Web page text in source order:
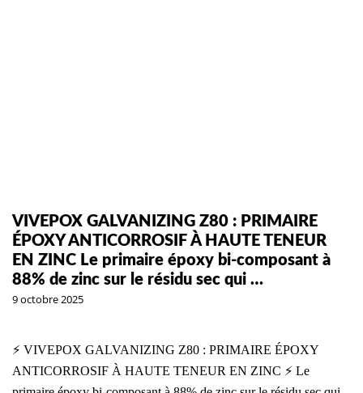
VIVEPOX GALVANIZING Z80 : PRIMAIRE
ÉPOXY ANTICORROSIF À HAUTE TENEUR
EN ZINC Le primaire époxy bi-composant à
88% de zinc sur le résidu sec qui …
9 octobre 2025
⚡ VIVEPOX GALVANIZING Z80 : PRIMAIRE ÉPOXY
ANTICORROSIF À HAUTE TENEUR EN ZINC ⚡ Le